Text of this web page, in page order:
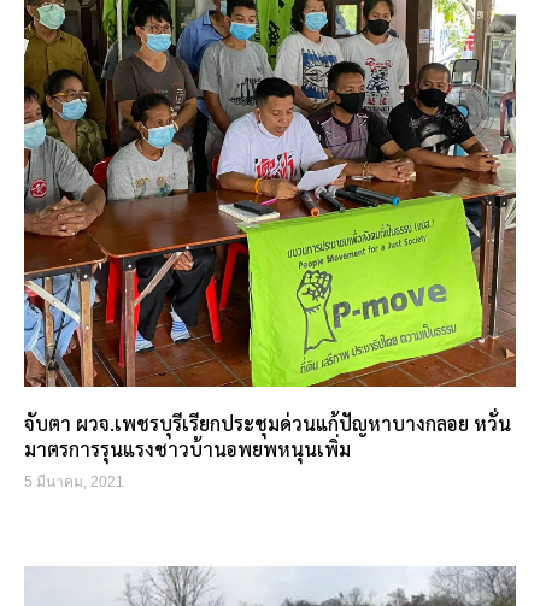
จับตา ผวจ.เพชรบุรีเรียกประชุมด่วนแก้ปัญหาบางกลอย หวั่น
มาตรการรุนแรงชาวบ้านอพยพหนุนเพิ่ม
5 มีนาคม, 2021